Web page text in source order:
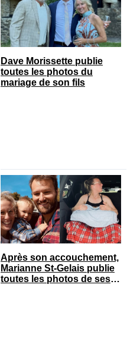
Dave Morissette publie
toutes les photos du
mariage de son fils
Après son accouchement,
Marianne St-Gelais publie
toutes les photos de ses